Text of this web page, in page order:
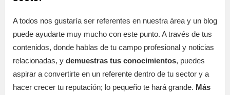
A todos nos gustaría ser referentes en nuestra área y un blog
puede ayudarte muy mucho con este punto. A través de tus
contenidos, donde hablas de tu campo profesional y noticias
relacionadas, y demuestras tus conocimientos, puedes
aspirar a convertirte en un referente dentro de tu sector y a
hacer crecer tu reputación; lo pequeño te hará grande. Más